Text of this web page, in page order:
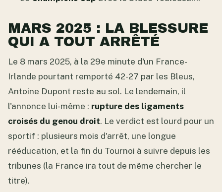
MARS 2025 : LA BLESSURE
QUI A TOUT ARRÊTÉ
Le 8 mars 2025, à la 29e minute d'un France-
Irlande pourtant remporté 42-27 par les Bleus,
Antoine Dupont reste au sol. Le lendemain, il
l'annonce lui-même : rupture des ligaments
croisés du genou droit. Le verdict est lourd pour un
sportif : plusieurs mois d'arrêt, une longue
rééducation, et la fin du Tournoi à suivre depuis les
tribunes (la France ira tout de même chercher le
titre).